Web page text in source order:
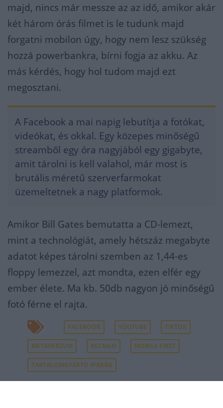
majd, nincs már messze az az idő, amikor akár
két három órás filmet is le tudunk majd
forgatni mobilon úgy, hogy nem lesz szükség
hozzá powerbankra, bírni fogja az akku. Az
más kérdés, hogy hol tudom majd ezt
megosztani.
A Facebook a mai napig lebutítja a fotókat,
videókat, és okkal. Egy közepes minőségű
streamből egy óra nagyjából egy gigabyte,
amit tárolni is kell valahol, már most is
brutális méretű szerverfarmokat
üzemeltetnek a nagy platformok.
Amikor Bill Gates bemutatta a CD-lemezt,
mint a technológiát, amely hétszáz megabyte
adatot képes tárolni szemben az 1,44-es
floppy lemezzel, azt mondta, ezen elfér egy
ember élete. Ma kb. 50db nagyon jó minőségű
fotó férne el rajta.
FACEBOOK YOUTUBE TIKTOK
METAVERZUM RECNGO MOBILE FIRST
TARTALOMGYÁRTÓ IPARÁG